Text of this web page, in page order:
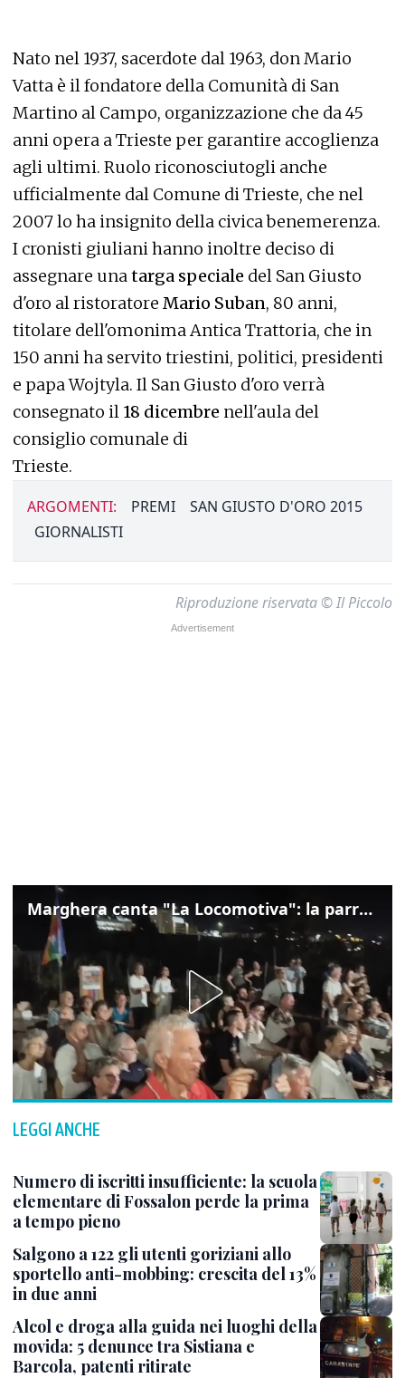
Nato nel 1937, sacerdote dal 1963, don Mario
Vatta è il fondatore della Comunità di San
Martino al Campo, organizzazione che da 45
anni opera a Trieste per garantire accoglienza
agli ultimi. Ruolo riconosciutogli anche
ufficialmente dal Comune di Trieste, che nel
2007 lo ha insignito della civica benemerenza.
I cronisti giuliani hanno inoltre deciso di
assegnare unatarga speciale del San Giusto
d'oro al ristoratore Mario Suban, 80 anni,
titolare dell'omonima Antica Trattoria, che in
150 anni ha servito triestini, politici, presidenti
e papa Wojtyla. Il San Giusto d'oro verrà
consegnato il 18 dicembre nell'aula del
consiglio comunale di
Trieste.
ARGOMENTI: PREMI
SAN GIUSTO D'ORO 2015
GIORNALISTI
Riproduzione riservata © Il Piccolo
Marghera canta "La Locomotiva": la parrocchia della Cita ricorda Guccini
LEGGI ANCHE
Numero di iscritti insufficiente: la scuola
elementare di Fossalon perde la prima
a tempo pieno
Salgono a 122 gli utenti goriziani allo
sportello anti-mobbing: crescita del 13%
in due anni
Alcol e droga alla guida nei luoghi della
movida: 5 denunce tra Sistiana e
Barcola, patenti ritirate